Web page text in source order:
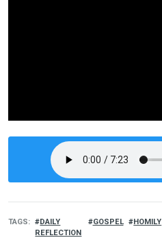
TAGS
DAILY
REFLECTION
GOSPEL HOMILY